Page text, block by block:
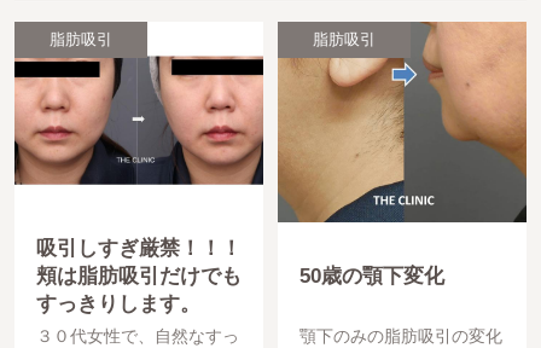
脂肪吸引
吸引しすぎ厳禁！！！
頬は脂肪吸引だけでも
すっきりします。
３０代女性で、自然なすっ
脂肪吸引
50歳の顎下変化
顎下のみの脂肪吸引の変化